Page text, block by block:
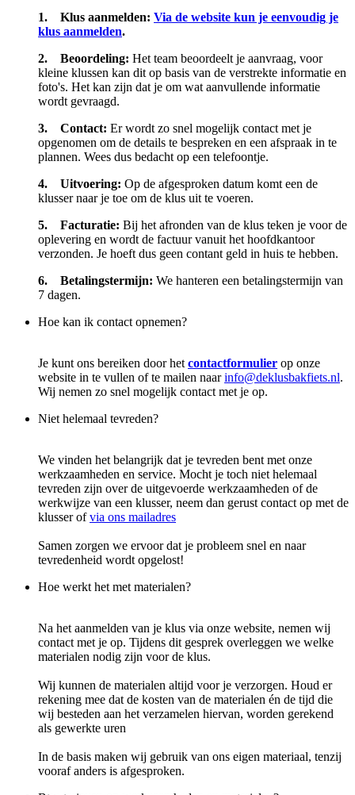
1. Klus aanmelden: Via de website kun je eenvoudig je
klus aanmelden.
2. Beoordeling: Het team beoordeelt je aanvraag, voor
kleine klussen kan dit op basis van de verstrekte informatie en
foto's. Het kan zijn dat je om wat aanvullende informatie
wordt gevraagd.
3. Contact: Er wordt zo snel mogelijk contact met je
opgenomen om de details te bespreken en een afspraak in te
plannen. Wees dus bedacht op een telefoontje.
4. Uitvoering: Op de afgesproken datum komt een de
klusser naar je toe om de klus uit te voeren.
5. Facturatie: Bij het afronden van de klus teken je voor de
oplevering en wordt de factuur vanuit het hoofdkantoor
verzonden. Je hoeft dus geen contant geld in huis te hebben.
6. Betalingstermijn: We hanteren een betalingstermijn van
7 dagen.
Hoe kan ik contact opnemen?
Je kunt ons bereiken door het contactformulier op onze
website in te vullen of te mailen naarinfo@deklusbakfiets.nl.
Wij nemen zo snel mogelijk contact met je op.
Niet helemaal tevreden?
We vinden het belangrijk dat je tevreden bent met onze
werkzaamheden en service. Mocht je toch niet helemaal
tevreden zijn over de uitgevoerde werkzaamheden of de
werkwijze van een klusser, neem dan gerust contact op met de
klusser ofvia ons mailadres
Samen zorgen we ervoor dat je probleem snel en naar
tevredenheid wordt opgelost!
Hoe werkt het met materialen?
Na het aanmelden van je klus via onze website, nemen wij
contact met je op. Tijdens dit gesprek overleggen we welke
materialen nodig zijn voor de klus.
Wij kunnen de materialen altijd voor je verzorgen. Houd er
rekening mee dat de kosten van de materialen én de tijd die
wij besteden aan het verzamelen hiervan, worden gerekend
als gewerkte uren
In de basis maken wij gebruik van ons eigen materiaal, tenzij
vooraf anders is afgesproken.